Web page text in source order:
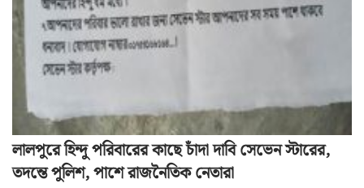
লালপুরে হিন্দু পরিবারের কাছে চাঁদা দাবি সেভেন স্টারের,
তদন্তে পুলিশ, পাশে রাজনৈতিক নেতারা